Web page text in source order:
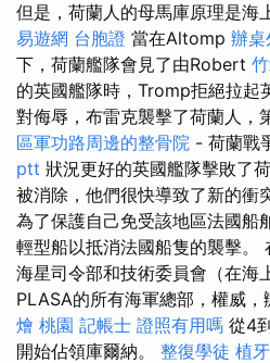
但是，荷蘭人的母馬庫原理是海
易遊網 台胞證 當在Altomp 辦桌
下，荷蘭艦隊會見了由Robert
的英國艦隊時，Tromp拒絕拉起
對侮辱，布雷克襲擊了荷蘭人，
區軍功路周邊的整骨院 - 荷蘭戰
ptt 狀況更好的英國艦隊擊敗了
被消除，他們很快導致了新的衝
為了保護自己免受該地區法國船
輕型船以抵消法國船隻的襲擊。
海星司令部和技術委員會（在海
PLASA的所有海軍總部，權威，
燴 桃園 記帳士 證照有用嗎 從4
開始佔領庫爾納。 整復學徒 植牙